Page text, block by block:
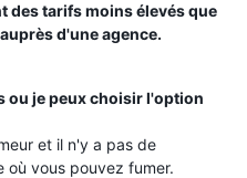
des tarifs moins élevés que
d'une agence.
ou je peux choisir l'option
et il n'y a pas de
où vous pouvez fumer.